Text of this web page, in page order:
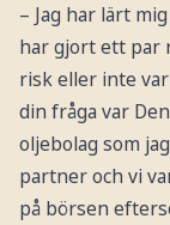
– Jag har lärt
har gjort ett par
risk eller inte
din fråga var
oljebolag som
partner och vi
på börsen